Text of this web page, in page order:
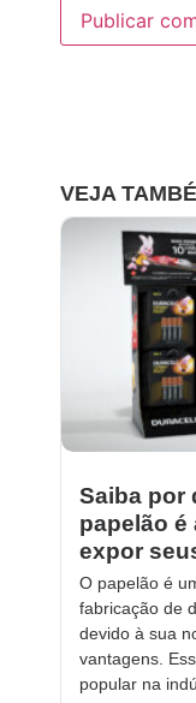
VEJA
Saiba por
papelão é
expor
O papelão é
fabricação de
devido à sua
vantagens.
popular na